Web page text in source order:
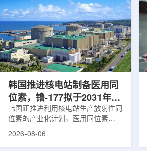
中，用于提升图像引导放射治疗的精
准度和安全性。此次实施方案以
Halcyon系统软件5.0版本为基础，集
成高分辨率锥形束CT成像系统
HyperSight、六自由度患者定位台
Dynamic Couch，以及表面引导放
射治疗系统IDENTIFY。亚洲大学医
韩国推进核电站制备医用同
位素，镥-177拟于2031年商
业化生产
韩国正推进利用核电站生产放射性同
位素的产业化计划，医用同位素
镥-177(Lu-177)被列为首个商业化目
2026-08-06